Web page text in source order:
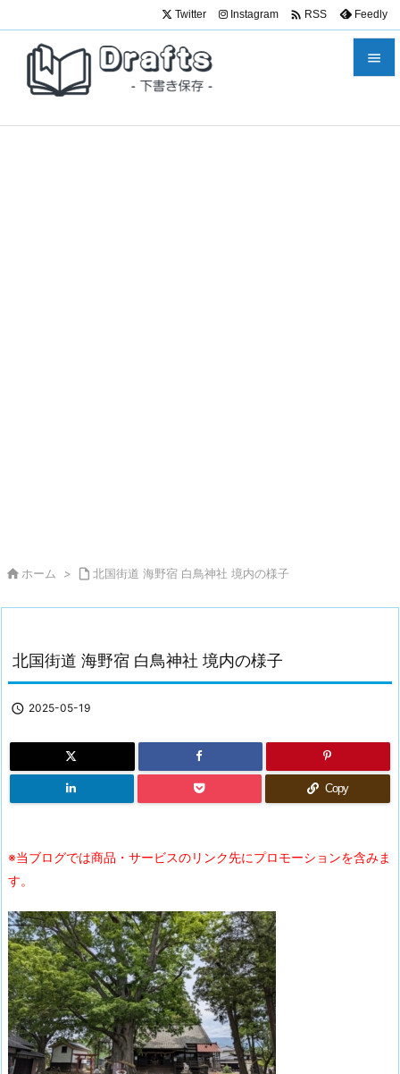

Twitter Instagram  RSS Feedly
 ホーム >  北国街道 海野宿 白鳥神社 境内の様子
北国街道 海野宿 白鳥神社 境内の様子
 2025-05-19
Copy
※当ブログでは商品・サービスのリンク先にプロモーションを含みま
す。